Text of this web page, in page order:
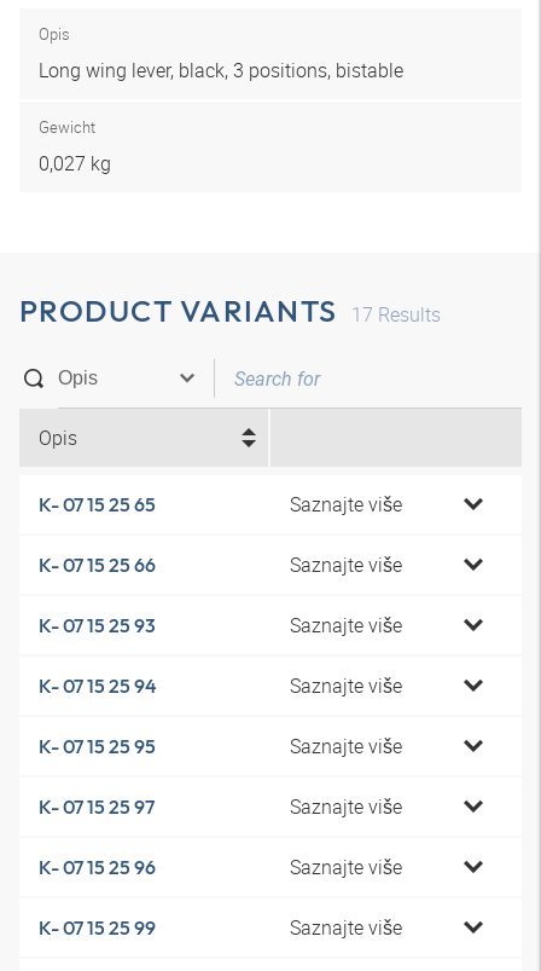
Opis
Long wing lever, black, 3 positions, bistable
Gewicht
0,027 kg
PRODUCT VARIANTS 17 Results
Opis
K- 07 15 25 65 Saznajte više
K- 07 15 25 66 Saznajte više
K- 07 15 25 93 Saznajte više
K- 07 15 25 94 Saznajte više
K- 07 15 25 95 Saznajte više
K- 07 15 25 97 Saznajte više
K- 07 15 25 96 Saznajte više
K- 07 15 25 99 Saznajte više